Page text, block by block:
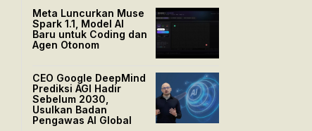
Meta Luncurkan Muse
Spark 1.1, Model AI
Baru untuk Coding dan
Agen Otonom
CEO Google DeepMind
Prediksi AGI Hadir
Sebelum 2030,
Usulkan Badan
Pengawas AI Global